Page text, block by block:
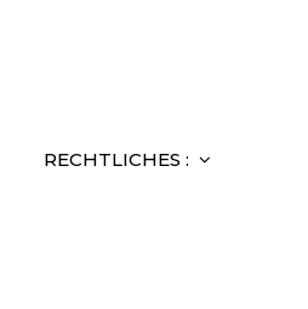
RECHTLICHES :